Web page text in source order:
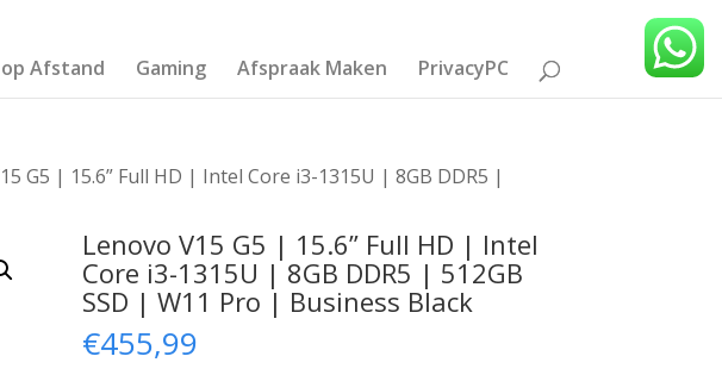
Afstand Gaming Afspraak Maken PrivacyPC
G5 | 15.6” Full HD | Intel Core i3-1315U | 8GB DDR5 |
Lenovo V15 G5 | 15.6” Full HD | Intel
Core i3-1315U | 8GB DDR5 | 512GB
SSD | W11 Pro | Business Black
€455,99